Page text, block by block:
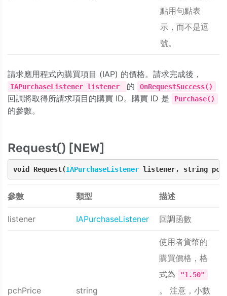
點用句點表
示，而不是逗
號。
請求應用程式內購買項目 (IAP) 的價格。請求完成後，
IAPurchaseListener listener 的 OnRequestSuccess()
回調將取得所請求項目的購買 ID。購買 ID 是 Purchase()
的參數。
Request() [NEW]
void Request(IAPurchaseListener listener, string
參數 類型 描述
listener IAPurchaseListener 回調函數
pchPrice string
使用者貨幣的
購買價格，格
式為
"1.50"
。 注意，小數